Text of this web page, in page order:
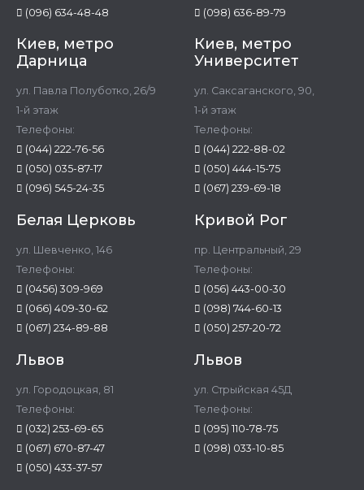
(096) 634-48-48
(098) 636-89-79
Киев, метро
Дарница
ул. Павла Полуботко, 26/9
1-й этаж
Телефоны:
(044) 222-76-56
(050) 035-87-17
(096) 545-24-35
Киев, метро
Университет
ул. Саксаганского, 90,
1-й этаж
Телефоны:
(044) 222-88-02
(050) 444-15-75
(067) 239-69-18
Белая Церковь
ул. Шевченко, 146
Телефоны:
(0456) 309-969
(066) 409-30-62
(067) 234-89-88
Кривой Рог
пр. Центральный, 29
Телефоны:
(056) 443-00-30
(098) 744-60-13
(050) 257-20-72
Львов
ул. Городоцкая, 81
Телефоны:
(032) 253-69-65
(067) 670-87-47
(050) 433-37-57
Львов
ул. Стрыйская 45Д
Телефоны:
(095) 110-78-75
(098) 033-10-85